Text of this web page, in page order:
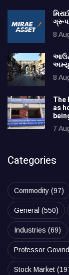
ગ્રૂપ
8
8
The
as
7
Categories
Commodity (97)
General (550)
Industries (69)
Professor
Stock Market